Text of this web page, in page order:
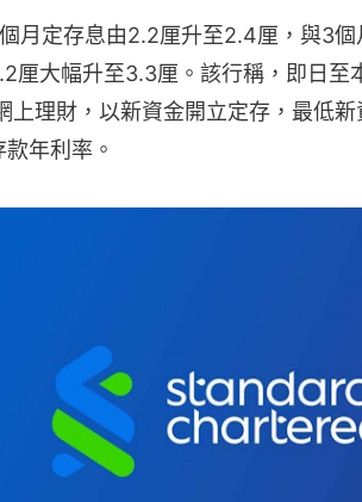
月定存息由2.2厘升至2.4厘，與3個
厘大幅升至3.3厘。該行稱，即日至
理財，以新資金開立定存，最低新
年利率。